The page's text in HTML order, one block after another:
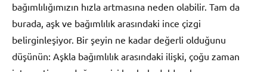
bağımlılığımızın hızla artmasına neden olabilir. Tam da
burada, aşk ve bağımlılık arasındaki ince çizgi
belirginleşiyor. Bir şeyin ne kadar değerli olduğunu
düşünün: Aşkla bağımlılık arasındaki ilişki, çoğu zaman